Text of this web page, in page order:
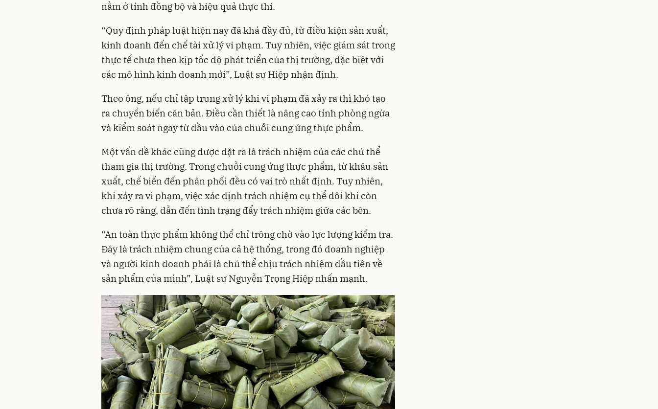
nằm ở tính đồng bộ và hiệu quả thực thi.
“Quy định pháp luật hiện nay đã khá đầy đủ, từ điều kiện sản xuất,
kinh doanh đến chế tài xử lý vi phạm. Tuy nhiên, việc giám sát trong
thực tế chưa theo kịp tốc độ phát triển của thị trường, đặc biệt với
các mô hình kinh doanh mới”, Luật sư Hiệp nhận định.
Theo ông, nếu chỉ tập trung xử lý khi vi phạm đã xảy ra thì khó tạo
ra chuyển biến căn bản. Điều cần thiết là nâng cao tính phòng ngừa
và kiểm soát ngay từ đầu vào của chuỗi cung ứng thực phẩm.
Một vấn đề khác cũng được đặt ra là trách nhiệm của các chủ thể
tham gia thị trường. Trong chuỗi cung ứng thực phẩm, từ khâu sản
xuất, chế biến đến phân phối đều có vai trò nhất định. Tuy nhiên,
khi xảy ra vi phạm, việc xác định trách nhiệm cụ thể đôi khi còn
chưa rõ ràng, dẫn đến tình trạng đẩy trách nhiệm giữa các bên.
“An toàn thực phẩm không thể chỉ trông chờ vào lực lượng kiểm tra.
Đây là trách nhiệm chung của cả hệ thống, trong đó doanh nghiệp
và người kinh doanh phải là chủ thể chịu trách nhiệm đầu tiên về
sản phẩm của mình”, Luật sư Nguyễn Trọng Hiệp nhấn mạnh.